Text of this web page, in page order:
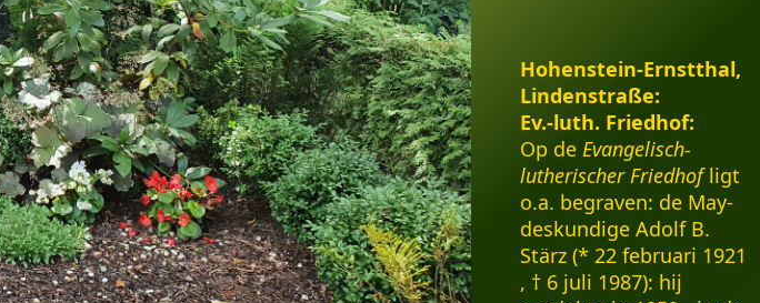
Hohenstein-Ernstthal,
Lindenstraße:
Ev.-luth. Friedhof:
Op deEvangelisch-
lutherischer Friedhofligt
o.a. begraven: de May-
deskundige Adolf B.
Stärz (* 22 februari 1921
, † 6 juli 1987): hij